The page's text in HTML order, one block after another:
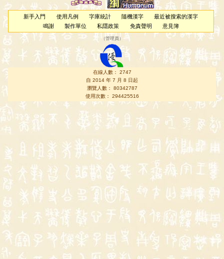
新手入門 使用凡例 字庫統計 隨機漢字
最近被搜索的漢字
鳴謝
製作單位 私隱政策 免責聲明 意見簿
（管理員 ）
在線人數： 2747
自 2014 年 7 月 8 日起
瀏覽人數： 80342787
使用次數： 294425516